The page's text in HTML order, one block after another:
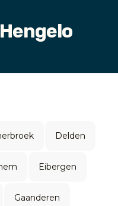
Hengelo
Delden
Eibergen
Gaanderen